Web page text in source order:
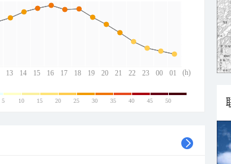
13 14 15 16 17 18 19 20 21 22 23 00 01
(h)
5 10 15 20 25 30 35 40 45 50